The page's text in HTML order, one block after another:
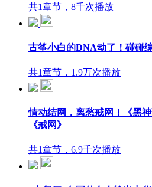
共1章节，8千次播放
古筝小白的DNA动了！碰碰
共1章节，1.9万次播放
情动结网，离愁戒网！《黑
《戒网》
共1章节，6.9千次播放